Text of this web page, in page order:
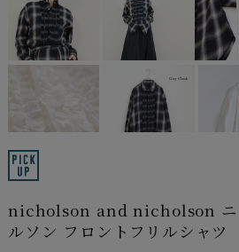
nicholson and nicholson ニ
ルソン フロントフリルシャツ